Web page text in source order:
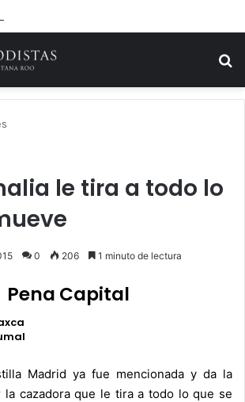
le tira a todo lo
0 206 1 minuto de lectura
Pena Capital
Madrid ya fue mencionada y da la
la cazadora que le tira a todo lo que se